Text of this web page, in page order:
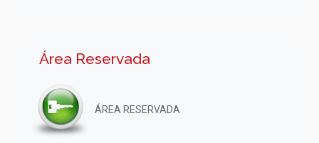
Área Reservada
ÁREA RESERVADA